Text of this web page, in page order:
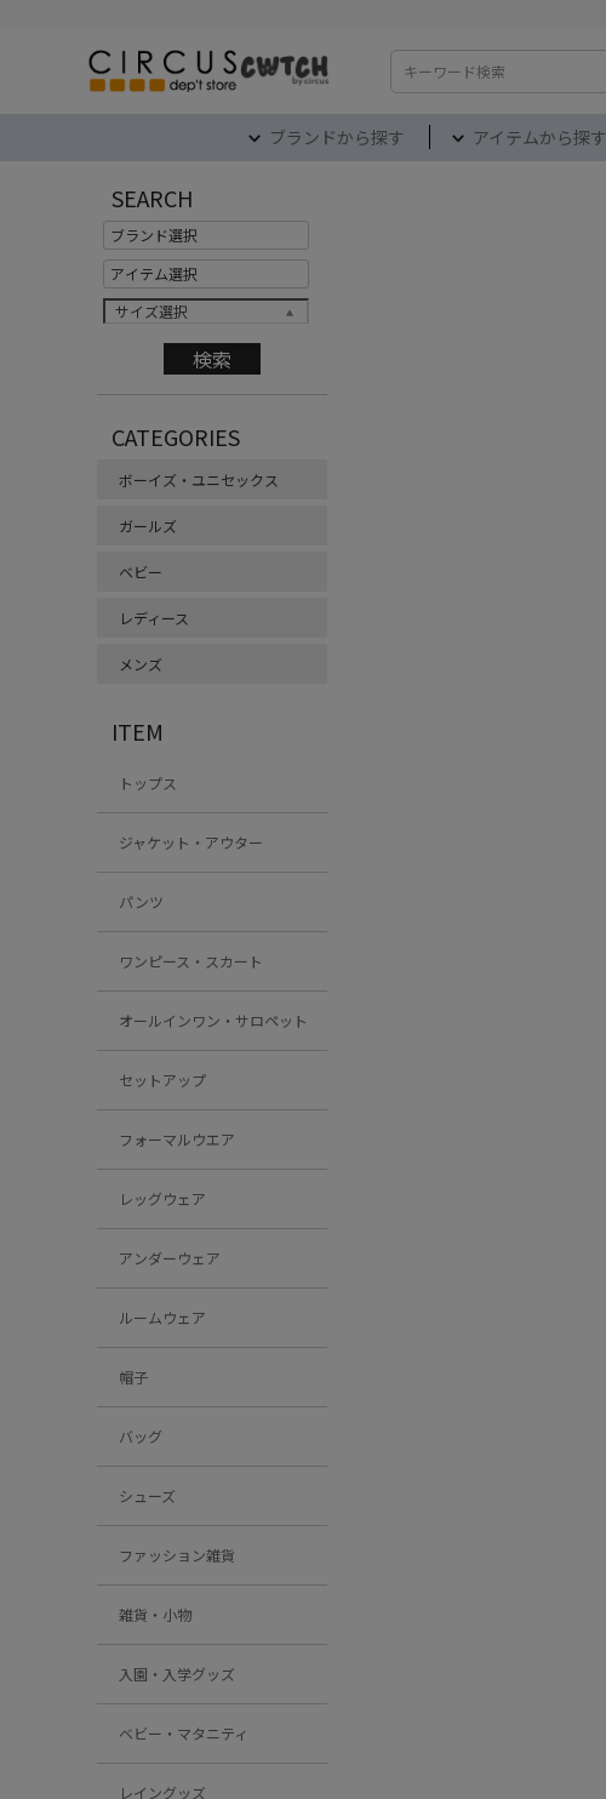
検索
ブランドから探す アイテムから探す
SEARCH
サイズ選択
CATEGORIES
ボーイズ・ユニセックス
ガールズ
ベビー
レディース
メンズ
ITEM
トップス
ジャケット・アウター
パンツ
ワンピース・スカート
オールインワン・サロペット
セットアップ
フォーマルウエア
レッグウェア
アンダーウェア
ルームウェア
帽子
バッグ
シューズ
ファッション雑貨
雑貨・小物
入園・入学グッズ
ベビー・マタニティ
レイングッズ